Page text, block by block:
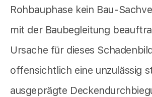
Rohbauphase kein Bau-
mit der Baubegleitung
Ursache für dieses
offensichtlich eine unzulässig
ausgeprägte